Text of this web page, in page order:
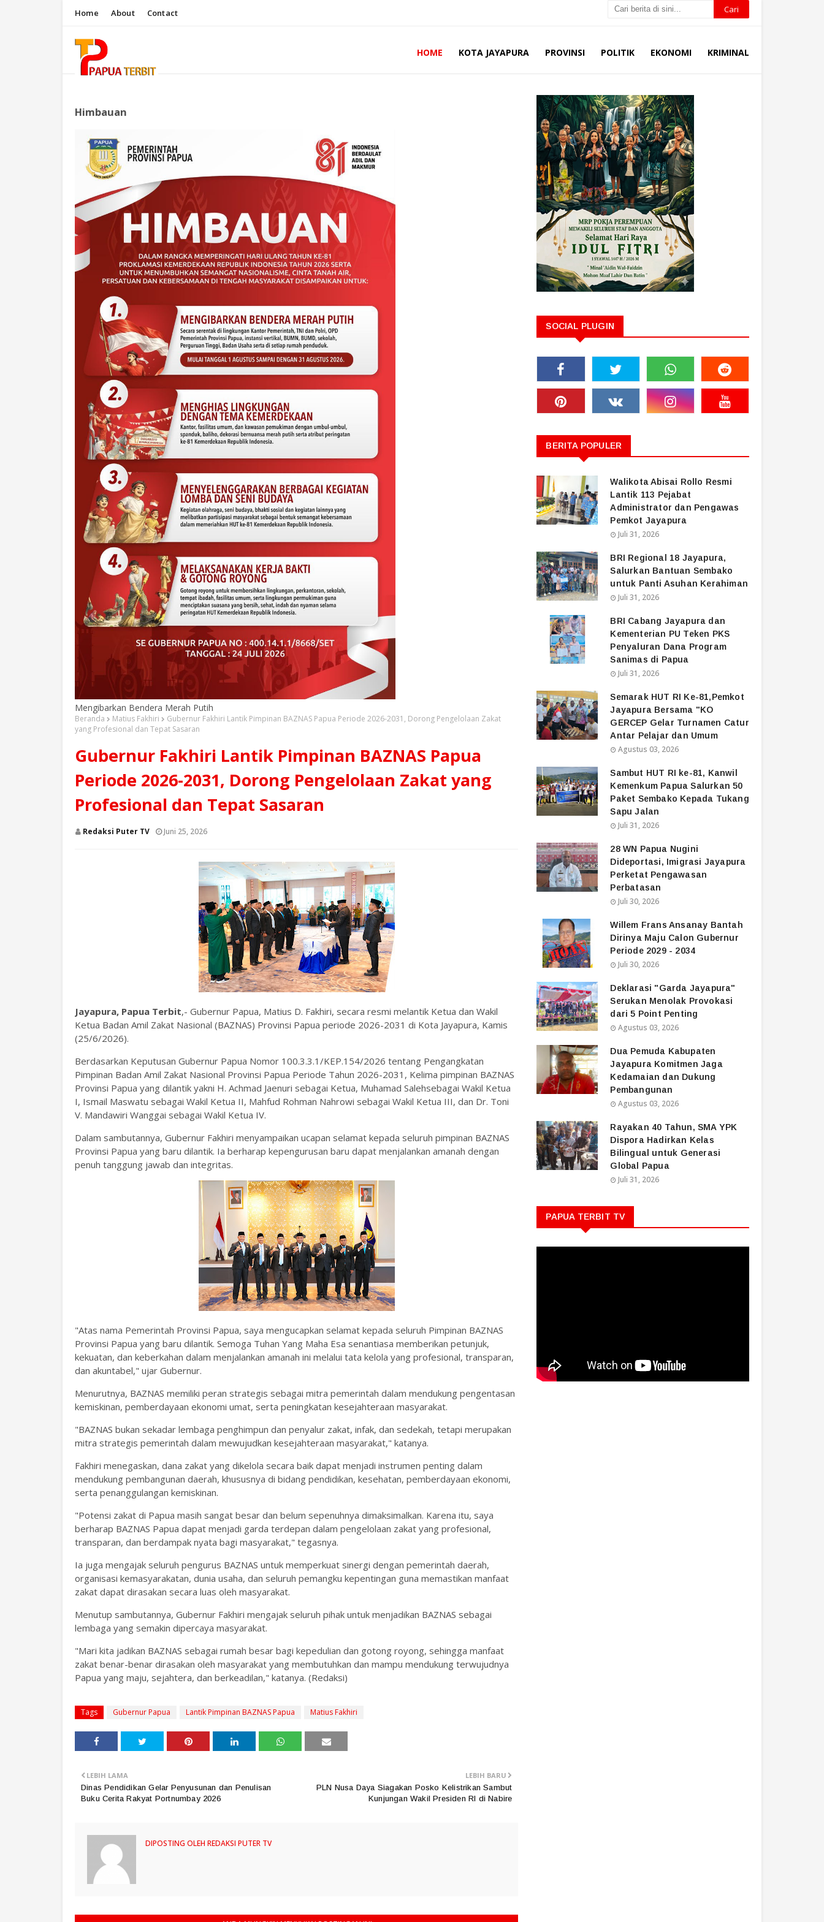
Home About Contact
HOME KOTA JAYAPURA PROVINSI POLITIK EKONOMI KRIMINAL
Himbauan
Mengibarkan Bendera Merah Putih
Beranda Matius Fakhiri
Gubernur Fakhiri Lantik Pimpinan BAZNAS Papua Periode 2026-2031, Dorong Pengelolaan Zakat
yang Profesional dan Tepat Sasaran
Gubernur Fakhiri Lantik Pimpinan BAZNAS Papua
Periode 2026-2031, Dorong Pengelolaan Zakat yang
Profesional dan Tepat Sasaran
Redaksi Puter TV Juni 25, 2026
Jayapura, Papua Terbit,- Gubernur Papua, Matius D. Fakhiri, secara resmi melantik Ketua dan Wakil
Ketua Badan Amil Zakat Nasional (BAZNAS) Provinsi Papua periode 2026-2031 di Kota Jayapura, Kamis
(25/6/2026).
Berdasarkan Keputusan Gubernur Papua Nomor 100.3.3.1/KEP.154/2026 tentang Pengangkatan
Pimpinan Badan Amil Zakat Nasional Provinsi Papua Periode Tahun 2026-2031, Kelima pimpinan BAZNAS
Provinsi Papua yang dilantik yakni H. Achmad Jaenuri sebagai Ketua, Muhamad Salehsebagai Wakil Ketua
I, Ismail Maswatu sebagai Wakil Ketua II, Mahfud Rohman Nahrowi sebagai Wakil Ketua III, dan Dr. Toni
V. Mandawiri Wanggai sebagai Wakil Ketua IV.
Dalam sambutannya, Gubernur Fakhiri menyampaikan ucapan selamat kepada seluruh pimpinan BAZNAS
Provinsi Papua yang baru dilantik. Ia berharap kepengurusan baru dapat menjalankan amanah dengan
penuh tanggung jawab dan integritas.
"Atas nama Pemerintah Provinsi Papua, saya mengucapkan selamat kepada seluruh Pimpinan BAZNAS
Provinsi Papua yang baru dilantik. Semoga Tuhan Yang Maha Esa senantiasa memberikan petunjuk,
kekuatan, dan keberkahan dalam menjalankan amanah ini melalui tata kelola yang profesional, transparan,
dan akuntabel," ujar Gubernur.
Menurutnya, BAZNAS memiliki peran strategis sebagai mitra pemerintah dalam mendukung pengentasan
kemiskinan, pemberdayaan ekonomi umat, serta peningkatan kesejahteraan masyarakat.
"BAZNAS bukan sekadar lembaga penghimpun dan penyalur zakat, infak, dan sedekah, tetapi merupakan
mitra strategis pemerintah dalam mewujudkan kesejahteraan masyarakat," katanya.
Fakhiri menegaskan, dana zakat yang dikelola secara baik dapat menjadi instrumen penting dalam
mendukung pembangunan daerah, khususnya di bidang pendidikan, kesehatan, pemberdayaan ekonomi,
serta penanggulangan kemiskinan.
"Potensi zakat di Papua masih sangat besar dan belum sepenuhnya dimaksimalkan. Karena itu, saya
berharap BAZNAS Papua dapat menjadi garda terdepan dalam pengelolaan zakat yang profesional,
transparan, dan berdampak nyata bagi masyarakat," tegasnya.
Ia juga mengajak seluruh pengurus BAZNAS untuk memperkuat sinergi dengan pemerintah daerah,
organisasi kemasyarakatan, dunia usaha, dan seluruh pemangku kepentingan guna memastikan manfaat
zakat dapat dirasakan secara luas oleh masyarakat.
Menutup sambutannya, Gubernur Fakhiri mengajak seluruh pihak untuk menjadikan BAZNAS sebagai
lembaga yang semakin dipercaya masyarakat.
"Mari kita jadikan BAZNAS sebagai rumah besar bagi kepedulian dan gotong royong, sehingga manfaat
zakat benar-benar dirasakan oleh masyarakat yang membutuhkan dan mampu mendukung terwujudnya
Papua yang maju, sejahtera, dan berkeadilan," katanya. (Redaksi)
Tags Gubernur Papua Lantik Pimpinan BAZNAS Papua Matius Fakhiri
LEBIH BARU
PLN Nusa Daya Siagakan Posko Kelistrikan Sambut
Kunjungan Wakil Presiden RI di Nabire
LEBIH LAMA
Dinas Pendidikan Gelar Penyusunan dan Penulisan
Buku Cerita Rakyat Portnumbay 2026
DIPOSTING OLEH REDAKSI PUTER TV
SOCIAL PLUGIN
BERITA POPULER
Walikota Abisai Rollo Resmi
Lantik 113 Pejabat
Administrator dan Pengawas
Pemkot Jayapura
Juli 31, 2026
BRI Regional 18 Jayapura,
Salurkan Bantuan Sembako
untuk Panti Asuhan Kerahiman
Juli 31, 2026
BRI Cabang Jayapura dan
Kementerian PU Teken PKS
Penyaluran Dana Program
Sanimas di Papua
Juli 31, 2026
Semarak HUT RI Ke-81,Pemkot
Jayapura Bersama "KO
GERCEP Gelar Turnamen Catur
Antar Pelajar dan Umum
Agustus 03, 2026
Sambut HUT RI ke-81, Kanwil
Kemenkum Papua Salurkan 50
Paket Sembako Kepada Tukang
Sapu Jalan
Juli 31, 2026
28 WN Papua Nugini
Dideportasi, Imigrasi Jayapura
Perketat Pengawasan
Perbatasan
Juli 30, 2026
Willem Frans Ansanay Bantah
Dirinya Maju Calon Gubernur
Periode 2029 - 2034
Juli 30, 2026
Deklarasi "Garda Jayapura"
Serukan Menolak Provokasi
dari 5 Point Penting
Agustus 03, 2026
Dua Pemuda Kabupaten
Jayapura Komitmen Jaga
Kedamaian dan Dukung
Pembangunan
Agustus 03, 2026
Rayakan 40 Tahun, SMA YPK
Dispora Hadirkan Kelas
Bilingual untuk Generasi
Global Papua
Juli 31, 2026
PAPUA TERBIT TV